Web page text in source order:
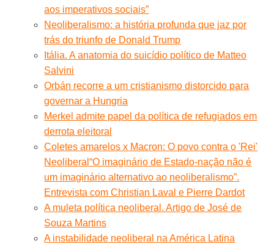
aos imperativos sociais”
Neoliberalismo: a história profunda que jaz por
trás do triunfo de Donald Trump
Itália. A anatomia do suicídio político de Matteo
Salvini
Orbán recorre a um cristianismo distorcido para
governar a Hungria
Merkel admite papel da política de refugiados em
derrota eleitoral
Coletes amarelos x Macron: O povo contra o 'Rei'
Neoliberal“O imaginário de Estado-nação não é
um imaginário alternativo ao neoliberalismo”.
Entrevista com Christian Laval e Pierre Dardot
A muleta política neoliberal. Artigo de José de
Souza Martins
A instabilidade neoliberal na América Latina